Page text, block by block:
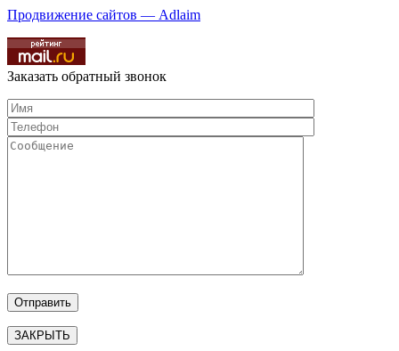
Продвижение сайтов — Adlaim
Заказать обратный звонок
ЗАКРЫТЬ